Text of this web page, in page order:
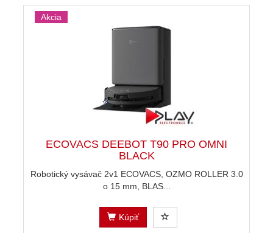
Akcia
ECOVACS DEEBOT T90 PRO OMNI
BLACK
Robotický vysávač 2v1 ECOVACS, OZMO ROLLER 3.0
o 15 mm, BLAS...
Kúpiť